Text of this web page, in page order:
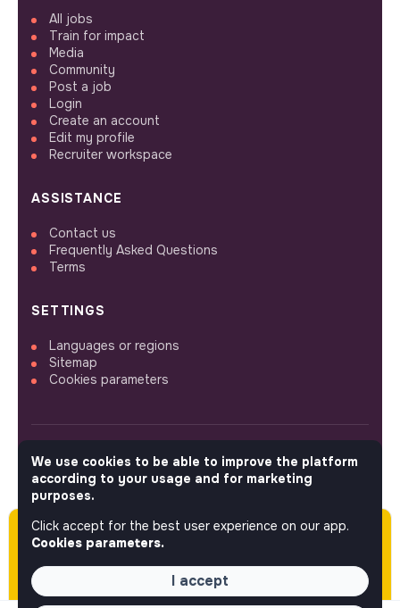
Please note this job was posted over 60 days
ago (05-29-2026) and may or may not have
expired.
All jobs
Train for impact
Media
Community
Post a job
Login
Create an account
Edit my profile
Recruiter workspace
ASSISTANCE
Contact us
Frequently Asked Questions
Terms
SETTINGS
Languages or regions
Sitemap
Cookies parameters
FOLLOW US
© 2026 jobs that makesense.
We use cookies to be able to improve the platform
according to your usage and for marketing
purposes.
Click accept for the best user experience on our app.
Cookies parameters.
I accept